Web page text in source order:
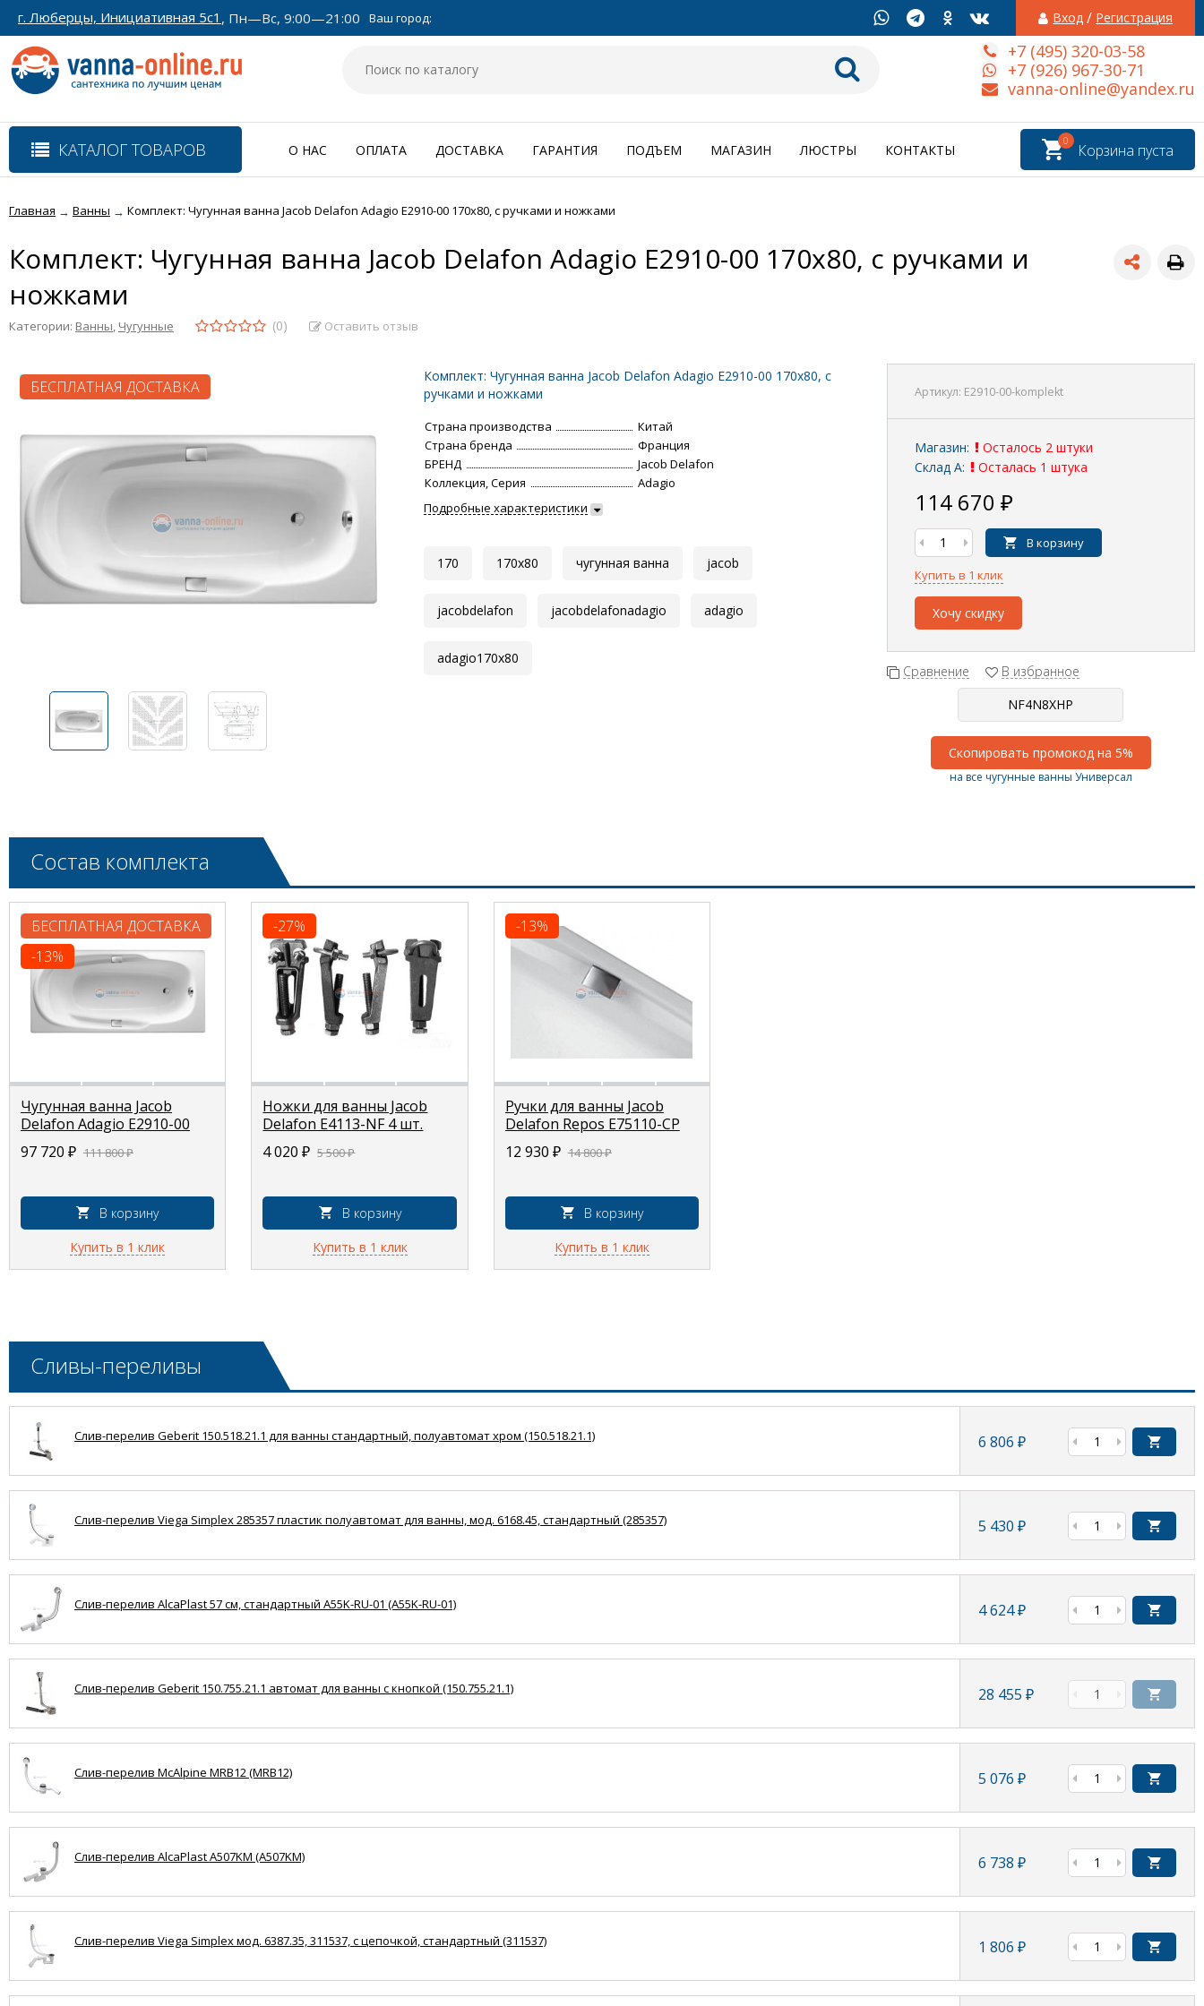
г. Люберцы, Инициативная 5с1 , Пн—Вс, 9:00—21:00 Ваш город: Вход / Регистрация
+7 (495) 320-03-58
+7 (926) 967-30-71
vanna-online@yandex.ru
КАТАЛОГ ТОВАРОВ Корзина пуста
0
О НАС ОПЛАТА ДОСТАВКА ГАРАНТИЯ ПОДЪЕМ МАГАЗИН ЛЮСТРЫ КОНТАКТЫ
Главная → Ванны → Комплект: Чугунная ванна Jacob Delafon Adagio E2910-00 170x80, с ручками и ножками
Комплект: Чугунная ванна Jacob Delafon Adagio E2910-00 170x80, с ручками и
ножками
Категории: Ванны, Чугунные (0) Оставить отзыв
БЕСПЛАТНАЯ ДОСТАВКА Артикул: E2910-00-komplekt
Магазин:
Осталось 2 штуки
Склад А:
Осталась 1 штука
114 670 ₽
В корзину
Купить в 1 клик
Хочу скидку
Сравнение В избранное
Скопировать промокод на 5%
на все чугунные ванны Универсал
Комплект: Чугунная ванна Jacob Delafon Adagio E2910-00 170x80, с
ручками и ножками
Страна производства
Китай
Страна бренда
Франция
БРЕНД
Jacob Delafon
Коллекция, Серия
Adagio
Подробные характеристики
170 170x80 чугунная ванна jacob
jacobdelafon jacobdelafonadagio adagio
adagio170x80
Состав комплекта
БЕСПЛАТНАЯ ДОСТАВКА
-13%
Чугунная ванна Jacob
Delafon Adagio E2910-00
170x80
97 720 ₽ 111 800₽
В корзину
Купить в 1 клик
-27%
Ножки для ванны Jacob
Delafon E4113-NF 4 шт.
4 020₽ 5 500₽
В корзину
Купить в 1 клик
-13%
Ручки для ванны Jacob
Delafon Repos E75110-CP
12 930 ₽ 14 800₽
В корзину
Купить в 1 клик
Сливы-переливы
Слив-перелив Geberit 150.518.21.1 для ванны стандартный, полуавтомат хром (150.518.21.1) 6 806 ₽
Слив-перелив Viega Simplex 285357 пластик полуавтомат для ванны, мод. 6168.45, стандартный (285357) 5 430 ₽
Слив-перелив AlcaPlast 57 см, стандартный A55K-RU-01 (A55K-RU-01) 4 624₽
Слив-перелив Geberit 150.755.21.1 автомат для ванны с кнопкой (150.755.21.1) 28 455 ₽
Слив-перелив McAlpine MRB12 (MRB12) 5 076 ₽
Слив-перелив AlcaPlast A507KM (A507KM) 6 738 ₽
Слив-перелив Viega Simplex мод. 6387.35, 311537, с цепочкой, стандартный (311537) 1 806 ₽